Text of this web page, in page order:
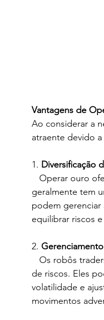
Vantagens de
Ao considerar a
atraente devido a
1. Diversificação
geralmente tem
podem
equilibrar riscos
2.
de riscos. Eles
volatilidade e
movimentos